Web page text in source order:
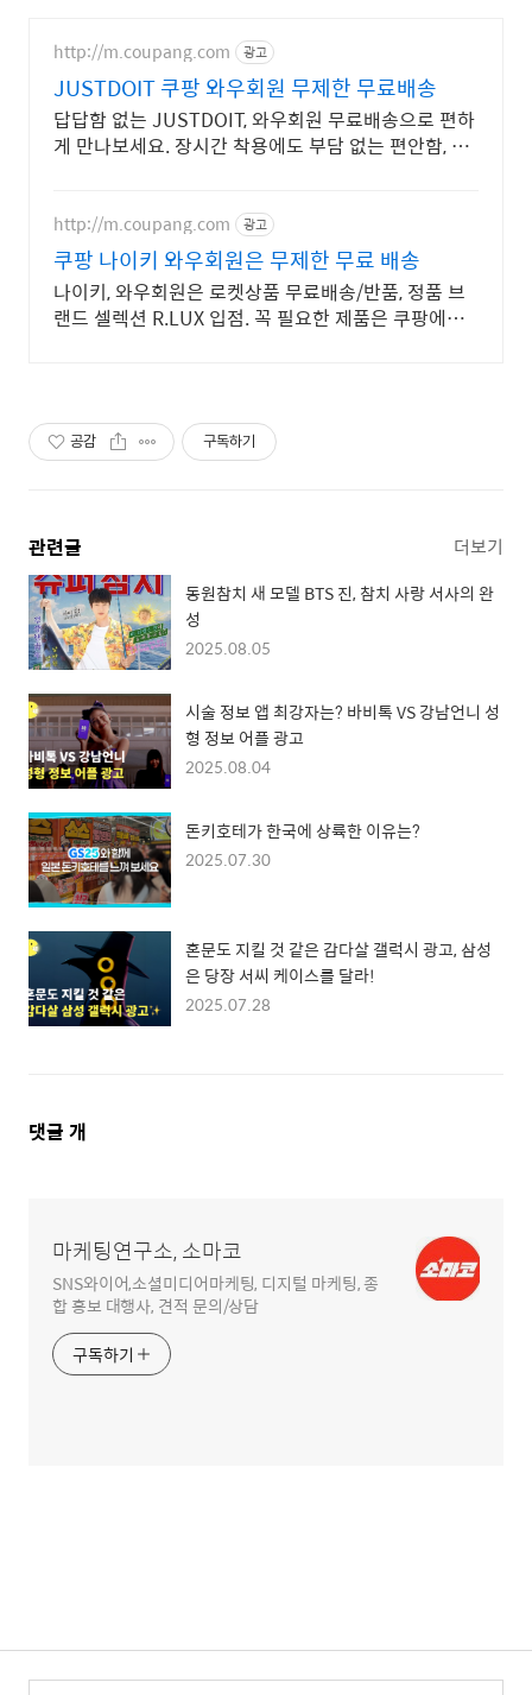
http://m.coupang.com 광고
JUSTDOIT 쿠팡 와우회원 무제한 무료배송
답답함 없는 JUSTDOIT, 와우회원 무료배송으로 편하
게 만나보세요. 장시간 착용에도 부담 없는 편안함, 지
http://m.coupang.com 광고
쿠팡 나이키 와우회원은 무제한 무료 배송
나이키, 와우회원은 로켓상품 무료배송/반품, 정품 브
랜드 셀렉션 R.LUX 입점. 꼭 필요한 제품은 쿠팡에서
공감 구독하기
관련글 더보기
동원참치 새 모델 BTS 진, 참치 사랑 서사의 완
성
2025.08.05
시술 정보 앱 최강자는? 바비톡 VS 강남언니 성
형 정보 어플 광고
2025.08.04
돈키호테가 한국에 상륙한 이유는?
2025.07.30
혼문도 지킬 것 같은 감다살 갤럭시 광고, 삼성
은 당장 서씨 케이스를 달라!
2025.07.28
댓
댓글 개
마케팅연구소, 소마코
SNS와이어,소셜미디어마케팅, 디지털 마케팅, 종
합 홍보 대행사, 견적 문의/상담
구독하기